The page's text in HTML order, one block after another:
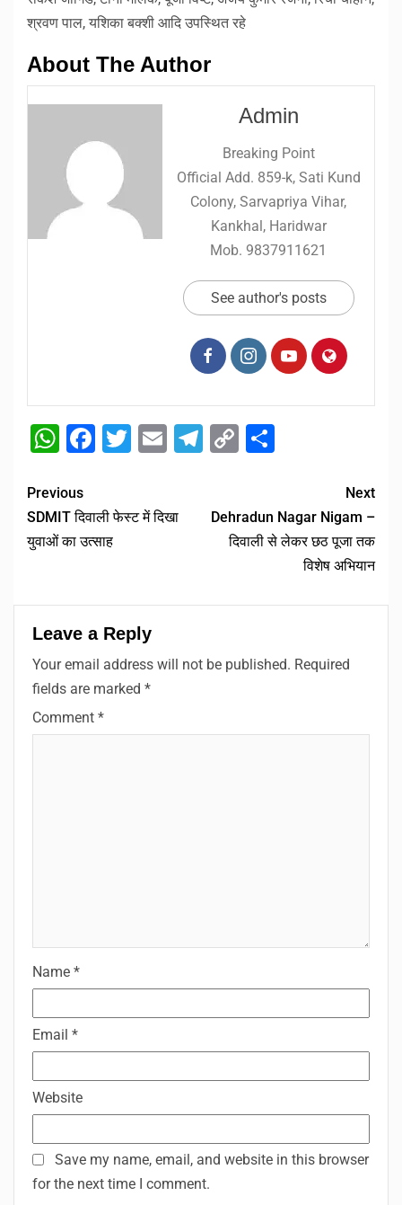
श्रवण पाल, यशिका बक्शी आदि उपस्थित रहे
About The Author
Admin
Breaking Point
Official Add. 859-k, Sati Kund
Colony, Sarvapriya Vihar,
Kankhal, Haridwar
Mob. 9837911621
See author's posts
WhatsApp
Facebook
Twitter
EmailTelegram
Copy
Previous
SDMIT दिवाली फेस्ट में दिखा
युवाओं का उत्साह
Next
Dehradun Nagar Nigam –
दिवाली से लेकर छठ पूजा तक
विशेष अभियान
Leave a Reply
Your email address will not be published. Required
fields are marked *
Comment *
Name *
Email *
Website
Save my name, email, and website in this browser
for the next time I comment.